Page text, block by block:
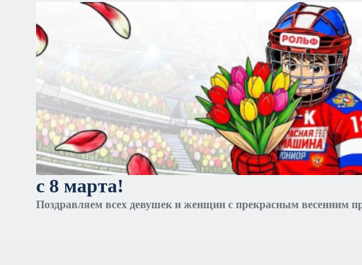
с 8 марта!
Поздравляем всех девушек и женщин с прекрасным весенним